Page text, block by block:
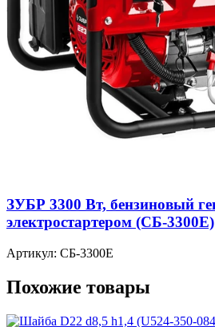
ЗУБР 3300 Вт, бензиновый
электростартером (СБ-3300Е)
Артикул: СБ-3300Е
Похожие товары